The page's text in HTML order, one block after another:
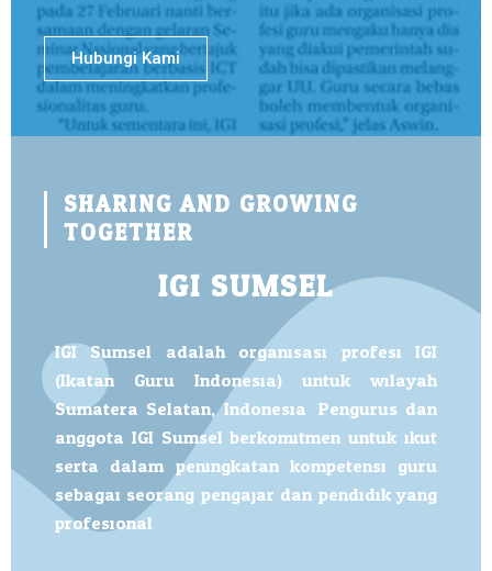
Hubungi Kami
SHARING AND GROWING
TOGETHER
IGI SUMSEL
IGI Sumsel adalah organisasi profesi IGI
(Ikatan Guru Indonesia) untuk wilayah
Sumatera Selatan, Indonesia. Pengurus dan
anggota IGI Sumsel berkomitmen untuk ikut
serta dalam peningkatan kompetensi guru
sebagai seorang pengajar dan pendidik yang
profesional.